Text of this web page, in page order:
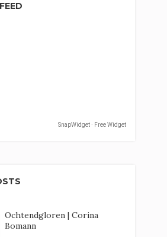
SnapWidget · Free Widget
Ochtendgloren | Corina
Bomann